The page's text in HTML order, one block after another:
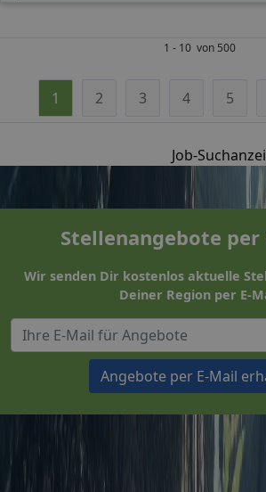
1 - 10 von 500
1 2 3 4 5
Job-
Stellenangebote per
Wir senden Dir kostenlos aktuelle
Deiner Region per E-
Angebote per E-Mail